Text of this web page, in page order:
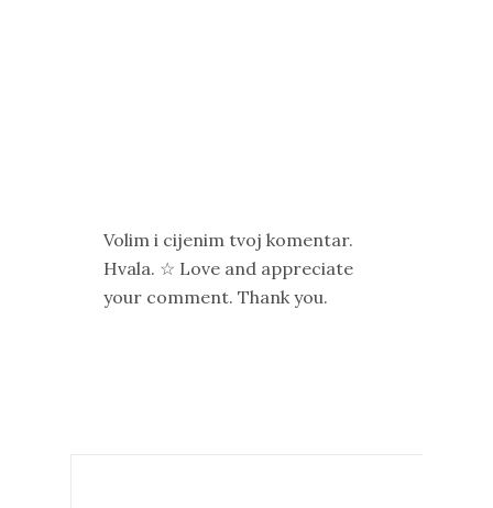
Volim i cijenim tvoj komentar.
Hvala. ☆ Love and appreciate
your comment. Thank you.